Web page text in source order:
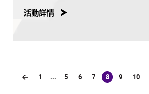
與長笛交織的美妙和鳴。
鋼琴：牛牛
活動詳情
1 ... 5 6 7 8
(current)
9 10